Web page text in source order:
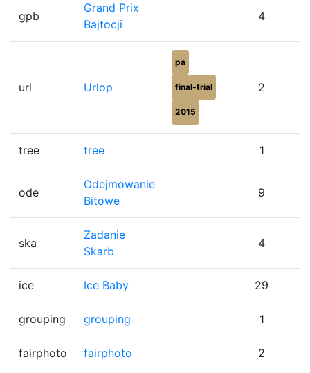
gpb
Grand Prix
Bajtocji
4
url Urlop
pa
final-trial
2015
2
tree tree 1
ode
Odejmowanie
Bitowe
9
ska
Zadanie
Skarb
4
ice Ice Baby 29
grouping grouping 1
fairphoto fairphoto 2